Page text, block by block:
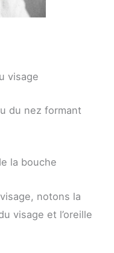
visage
du nez formant
la bouche
notons la
visage et l’oreille